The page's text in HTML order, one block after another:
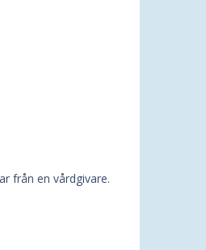
från en vårdgivare.